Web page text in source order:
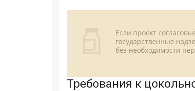
Если проект
государственные
без необходимости
Требования к